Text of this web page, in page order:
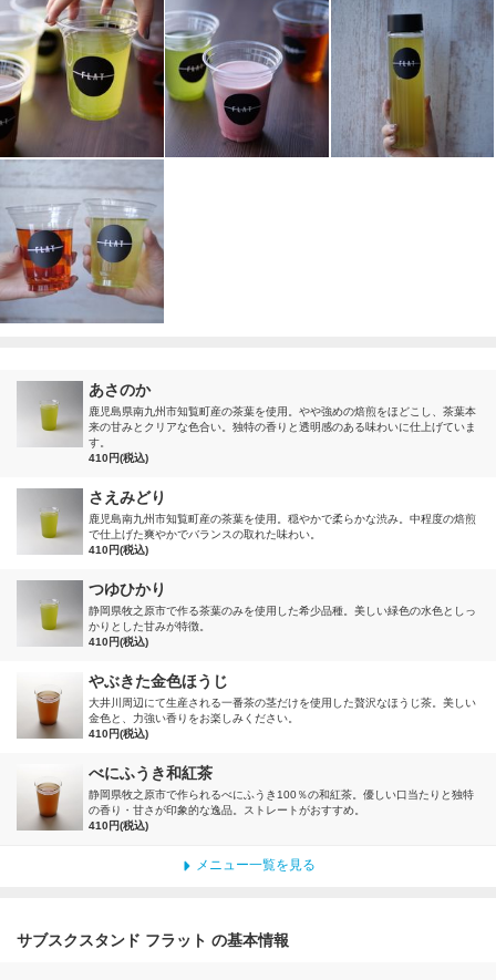
あさのか
鹿児島県南九州市知覧町産の茶葉を使用。やや強めの焙煎をほどこし、茶葉本
来の甘みとクリアな色合い。独特の香りと透明感のある味わいに仕上げていま
す。
410円(税込)
さえみどり
鹿児島南九州市知覧町産の茶葉を使用。穏やかで柔らかな渋み。中程度の焙煎
で仕上げた爽やかでバランスの取れた味わい。
410円(税込)
つゆひかり
静岡県牧之原市で作る茶葉のみを使用した希少品種。美しい緑色の水色としっ
かりとした甘みが特徴。
410円(税込)
やぶきた金色ほうじ
大井川周辺にて生産される一番茶の茎だけを使用した贅沢なほうじ茶。美しい
金色と、力強い香りをお楽しみください。
410円(税込)
べにふうき和紅茶
静岡県牧之原市で作られるべにふうき100％の和紅茶。優しい口当たりと独特
の香り・甘さが印象的な逸品。ストレートがおすすめ。
410円(税込)
メニュー一覧を見る
サブスクスタンド フラット の基本情報